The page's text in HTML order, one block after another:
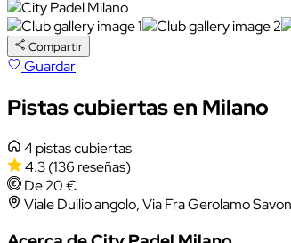
Compartir
Guardar
Pistas cubiertas en Milano
4 pistas cubiertas
4.3(136 reseñas)
De 20 €
Viale Duilio angolo, Via Fra Gerolamo